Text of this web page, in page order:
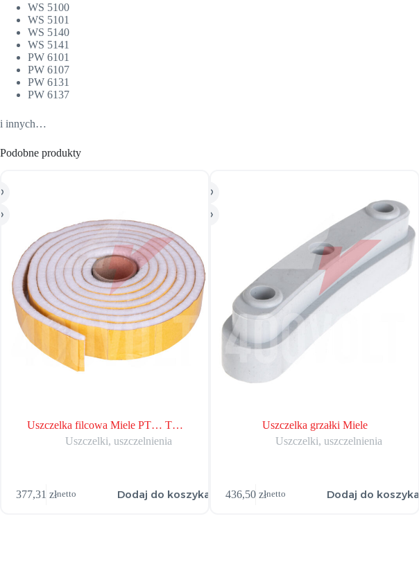
WS 5100
WS 5101
WS 5140
WS 5141
PW 6101
PW 6107
PW 6131
PW 6137
i innych…
Podobne produkty
Uszczelka filcowa Miele PT… T…
Uszczelki, uszczelnienia
377,31złnetto Dodaj do koszyka
Uszczelka grzałki Miele
Uszczelki, uszczelnienia
436,50złnetto Dodaj do koszyka